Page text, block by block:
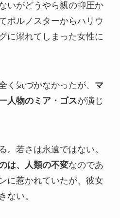
いがどうやら親の抑圧か
ポルノスターからハリウ
に溺れてしまった女性に
く気づかなかったが、 マ
人物のミア・ゴスが演じ
。若さは永遠ではない。
は、人類の不変なのであ
に惹かれていたが、彼女
ない。